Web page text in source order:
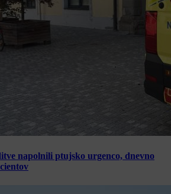
napolnili ptujsko urgenco, dnevno